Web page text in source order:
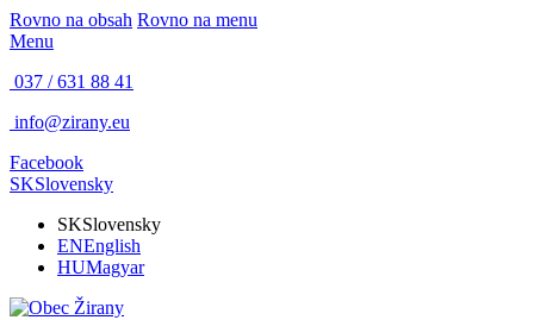
Rovno na obsah Rovno na menu
Menu
037 / 631 88 41
info@zirany.eu
Facebook
SKSlovensky
SKSlovensky
ENEnglish
HUMagyar